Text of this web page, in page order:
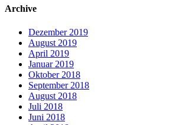
Archive
Dezember 2019
August 2019
April 2019
Januar 2019
Oktober 2018
September 2018
August 2018
Juli 2018
Juni 2018